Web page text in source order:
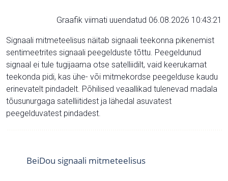
Graafik viimati uuendatud 06.08.2026 10:43:21
Signaali mitmeteelisus näitab signaali teekonna pikenemist
sentimeetrites signaali peegelduste tõttu. Peegeldunud
signaal ei tule tugijaama otse satelliidilt, vaid keerukamat
teekonda pidi, kas ühe- või mitmekordse peegelduse kaudu
erinevatelt pindadelt. Põhilised veaallikad tulenevad madala
tõusunurgaga satelliitidest ja lähedal asuvatest
peegelduvatest pindadest.
BeiDou signaali mitmeteelisus